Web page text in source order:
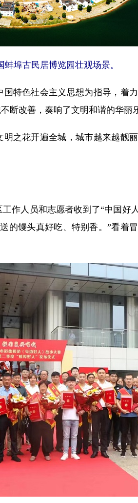
蚌埠古民居博览园壮观场景。
色社会主义思想为指导，着
断改善，奏响了文明和谐的华丽
花开遍全城，城市越来越靓丽
人员和志愿者收到了“中国好
的馒头真好吃、特别香。”看着